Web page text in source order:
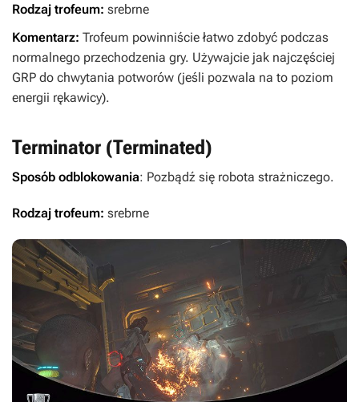
Rodzaj trofeum: srebrne
Komentarz: Trofeum powinniście łatwo zdobyć podczas
normalnego przechodzenia gry. Używajcie jak najczęściej
GRP do chwytania potworów (jeśli pozwala na to poziom
energii rękawicy).
Terminator (Terminated)
Sposób odblokowania: Pozbądź się robota strażniczego.
Rodzaj trofeum: srebrne